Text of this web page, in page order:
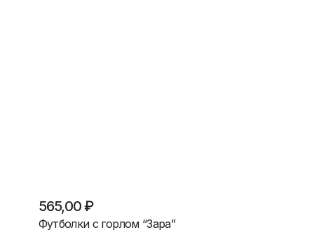
565,00₽
Футболки с горлом “Зара”